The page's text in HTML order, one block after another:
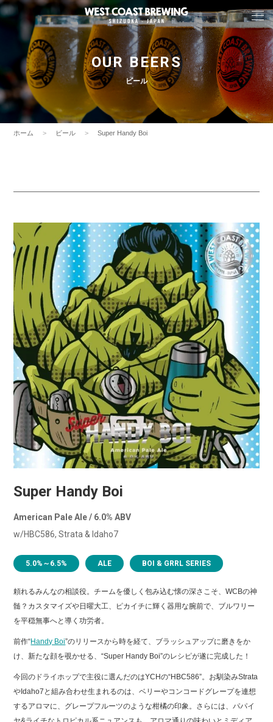
OUR BEERS
ビール
ホーム ビール Super Handy Boi
Super Handy Boi
American Pale Ale / 6.0% ABV
w/HBC586, Strata & Idaho7
5.0%～6.5% ALE BOI & GRRL SERIES
頼れるみんなの相談役。チームを優しく包み込む懐の深さこそ、WCBの神
髄？カスタマイズや日曜大工、ピカイチに輝く器用な腕前で、ブルワリー
を平穏無事へと導く功労者。
前作“Handy Boi”のリリースから時を経て、ブラッシュアップに磨きをか
け、新たな顔を覗かせる、“Super Handy Boi”のレシピが遂に完成した！
今回のドライホップで主役に選んだのはYCHの“HBC586”。お馴染みStrata
やIdaho7と組み合わせ生まれるのは、ベリーやコンコードグレープを連想
するアロマに、グレープフルーツのような柑橘の印象。さらには、パパイ